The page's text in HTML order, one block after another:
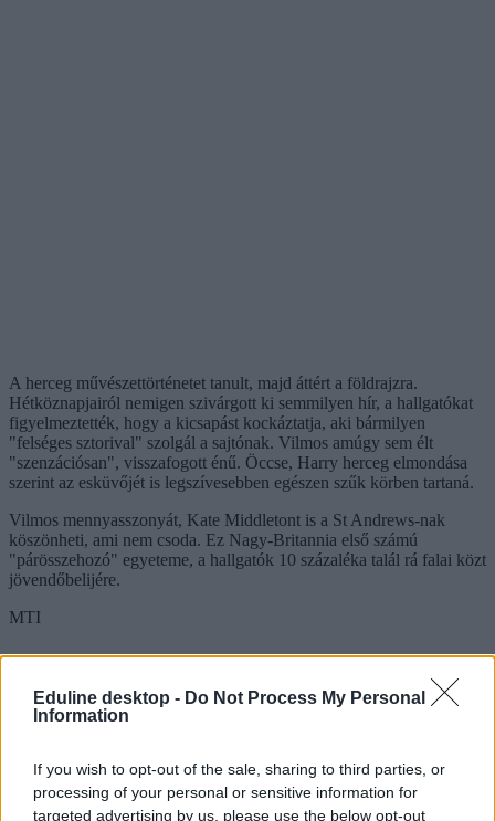
Eduline desktop - Do Not Process My Personal
Information
If you wish to opt-out of the sale, sharing to third parties, or
processing of your personal or sensitive information for
targeted advertising by us, please use the below opt-out
A herceg művészettörténetet tanult, majd áttért a földrajzra.
Hétköznapjairól nemigen szivárgott ki semmilyen hír, a hallgatókat
figyelmeztették, hogy a kicsapást kockáztatja, aki bármilyen
"felséges sztorival" szolgál a sajtónak. Vilmos amúgy sem élt
"szenzációsan", visszafogott énű. Öccse, Harry herceg elmondása
szerint az esküvőjét is legszívesebben egészen szűk körben tartaná.
Vilmos mennyasszonyát, Kate Middletont is a St Andrews-nak
köszönheti, ami nem csoda. Ez Nagy-Britannia első számú
"párösszehozó" egyeteme, a hallgatók 10 százaléka talál rá falai közt
jövendőbelijére.
MTI